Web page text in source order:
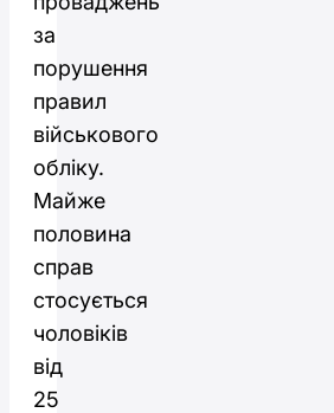
за
порушення
правил
військового
обліку.
Майже
половина
справ
стосується
чоловіків
від
25